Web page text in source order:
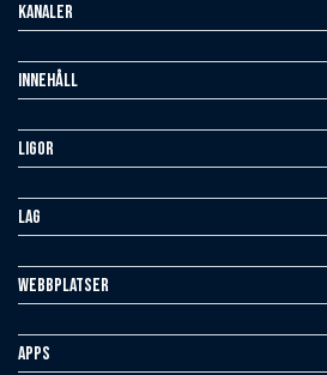
Kanaler
Innehåll
Ligor
Lag
Webbplatser
Apps